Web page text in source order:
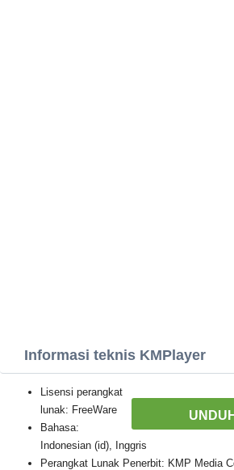
Informasi teknis KMPlayer
Lisensi perangkat
lunak: FreeWare
Bahasa:
Indonesian (id), Inggris
Perangkat Lunak Penerbit: KMP Media